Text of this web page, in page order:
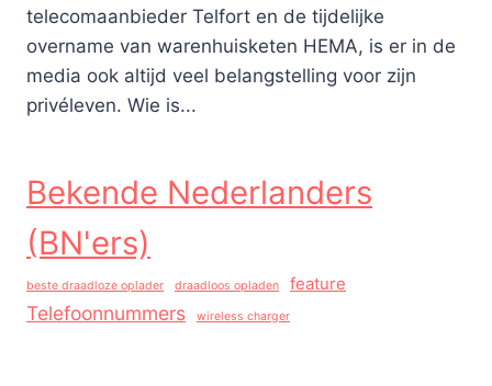
telecomaanbieder Telfort en de tijdelijke
overname van warenhuisketen HEMA, is er in de
media ook altijd veel belangstelling voor zijn
privéleven. Wie is...
Bekende Nederlanders
(BN'ers)
beste draadloze oplader draadloos opladen feature
Telefoonnummers wireless charger